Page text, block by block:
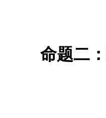
命题二：